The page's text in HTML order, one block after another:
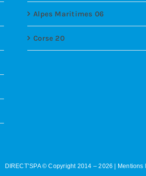
Alpes Maritimes 06
Corse 20
DIRECT’SPA © Copyright 2014 –2026 | Mentions